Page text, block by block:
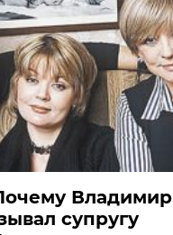
Владимир
супругу